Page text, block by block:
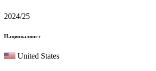
2024/25
Националност
United States